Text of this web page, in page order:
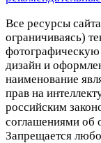
Все ресурсы
ограничиваясь)
дизайн и
наименование
прав на
российским
соглашениями об
Запрещается